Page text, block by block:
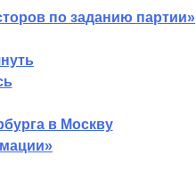
по заданию партии»
в Москву